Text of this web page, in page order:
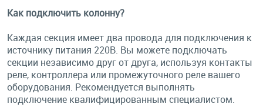
Как подключить колонну?
Каждая секция имеет два провода для подключения к
источнику питания 220В. Вы можете подключать
секции независимо друг от друга, используя контакты
реле, контроллера или промежуточного реле вашего
оборудования. Рекомендуется выполнять
подключение квалифицированным специалистом.